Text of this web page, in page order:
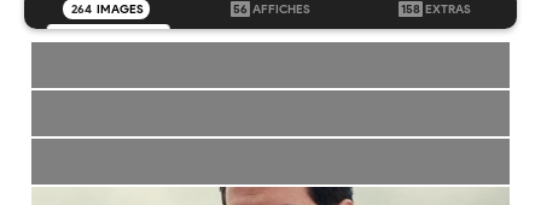
264 IMAGES 56 AFFICHES 158 EXTRAS